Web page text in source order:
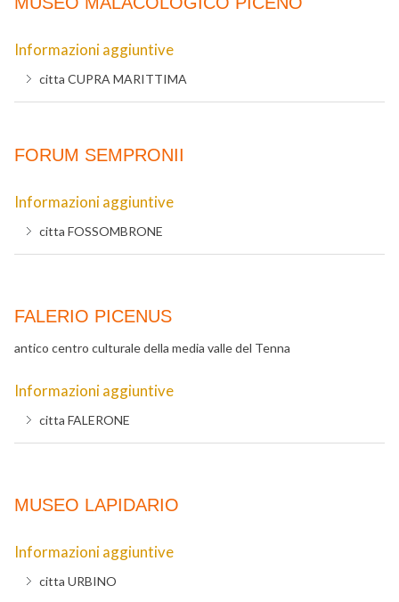
Informazioni aggiuntive
citta CUPRA MARITTIMA
FORUM SEMPRONII
Informazioni aggiuntive
citta FOSSOMBRONE
FALERIO PICENUS
antico centro culturale della media valle del Tenna
Informazioni aggiuntive
citta FALERONE
MUSEO LAPIDARIO
Informazioni aggiuntive
citta URBINO